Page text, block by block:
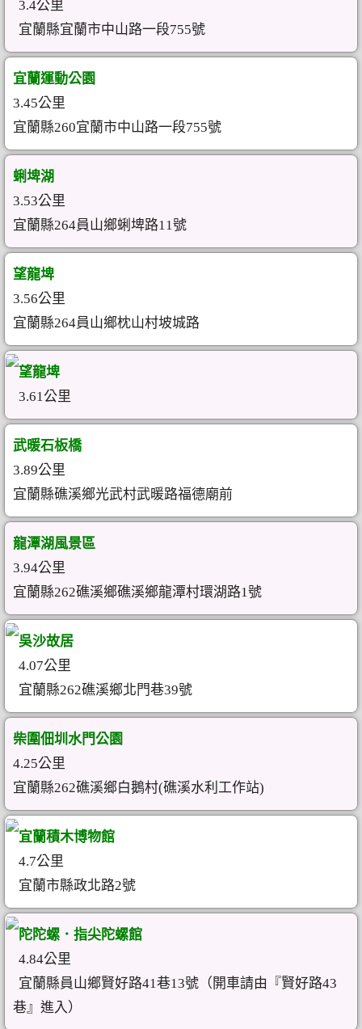
3.4公里
宜蘭縣宜蘭市中山路一段755號
宜蘭運動公園
3.45公里
宜蘭縣260宜蘭市中山路一段755號
蜊埤湖
3.53公里
宜蘭縣264員山鄉蜊埤路11號
望龍埤
3.56公里
宜蘭縣264員山鄉枕山村坡城路
望龍埤
3.61公里
武暖石板橋
3.89公里
宜蘭縣礁溪鄉光武村武暖路福德廟前
龍潭湖風景區
3.94公里
宜蘭縣262礁溪鄉礁溪鄉龍潭村環湖路1號
吳沙故居
4.07公里
宜蘭縣262礁溪鄉北門巷39號
柴圍佃圳水門公園
4.25公里
宜蘭縣262礁溪鄉白鵝村(礁溪水利工作站)
宜蘭積木博物館
4.7公里
宜蘭市縣政北路2號
陀陀螺．指尖陀螺館
4.84公里
宜蘭縣員山鄉賢好路41巷13號（開車請由『賢好路43
巷』進入）